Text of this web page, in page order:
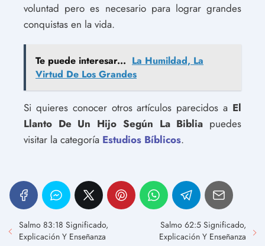
voluntad pero es necesario para lograr grandes
conquistas en la vida.
Te puede interesar... La Humildad, La
Virtud De Los Grandes
Si quieres conocer otros artículos parecidos a El
Llanto De Un Hijo Según La Biblia puedes
visitar la categoría Estudios Bíblicos.
Salmo 83:18 Significado,
Explicación Y Enseñanza
Salmo 62:5 Significado,
Explicación Y Enseñanza